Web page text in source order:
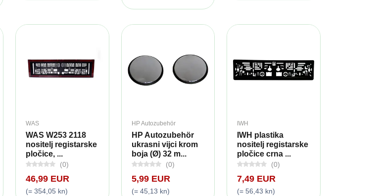
WAS
WAS W253 2118
nositelj registarske
pločice, ...
(0)
46,99 EUR
(= 354,05 kn)
HP Autozubehör
HP Autozubehör
ukrasni vijci krom
boja (Ø) 32 m...
(0)
5,99 EUR
(= 45,13 kn)
IWH
IWH plastika
nositelj registarske
pločice crna ...
(0)
7,49 EUR
(= 56,43 kn)